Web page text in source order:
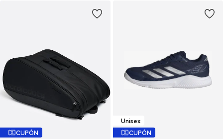
CUPÓN
Unisex
CUPÓN